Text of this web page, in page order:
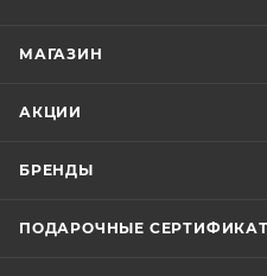
МАГАЗИН
АКЦИИ
БРЕНДЫ
ПОДАРОЧНЫЕ